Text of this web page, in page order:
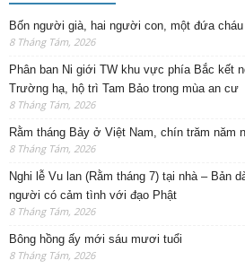
Bốn người già, hai người con, một đứa cháu
8 Tháng Tám, 2026
Phân ban Ni giới TW khu vực phía Bắc kết
Trường hạ, hộ trì Tam Bảo trong mùa an cư
8 Tháng Tám, 2026
Rằm tháng Bảy ở Việt Nam, chín trăm năm
8 Tháng Tám, 2026
Nghi lễ Vu lan (Rằm tháng 7) tại nhà – Bản
người có cảm tình với đạo Phật
8 Tháng Tám, 2026
Bông hồng ấy mới sáu mươi tuổi
8 Tháng Tám, 2026